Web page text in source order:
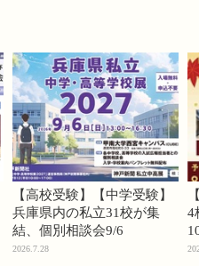
【高校受験】【中学受験】
兵庫県内の私立31校が集
結、個別相談会9/6
2026.7.28
4